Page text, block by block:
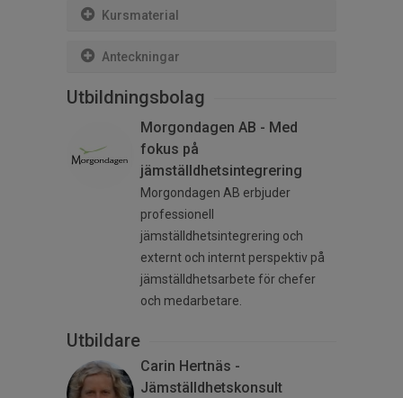
Kursmaterial
Anteckningar
Utbildningsbolag
Morgondagen AB - Med
fokus på
jämställdhetsintegrering
Morgondagen AB erbjuder
professionell
jämställdhetsintegrering och
externt och internt perspektiv på
jämställdhetsarbete för chefer
och medarbetare.
Utbildare
Carin Hertnäs -
Jämställdhetskonsult